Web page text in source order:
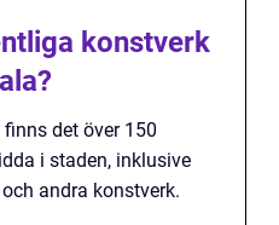
konstverk
det över 150
i staden, inklusive
andra konstverk.